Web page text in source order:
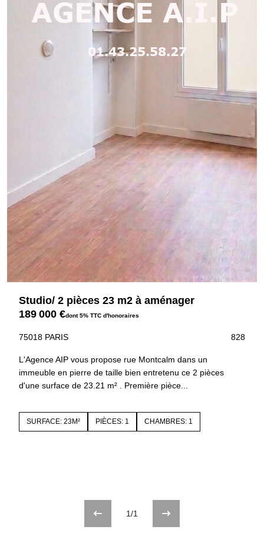
Studio/ 2 pièces 23 m2 à aménager
189 000 €dont 5% TTC d'honoraires
75018 PARIS 828
L'Agence AIP vous propose rue Montcalm dans un
immeuble en pierre de taille bien entretenu ce 2 pièces
d'une surface de 23.21 m² . Première pièce...
SURFACE: 23M² PIÈCES: 1 CHAMBRES: 1
1/1